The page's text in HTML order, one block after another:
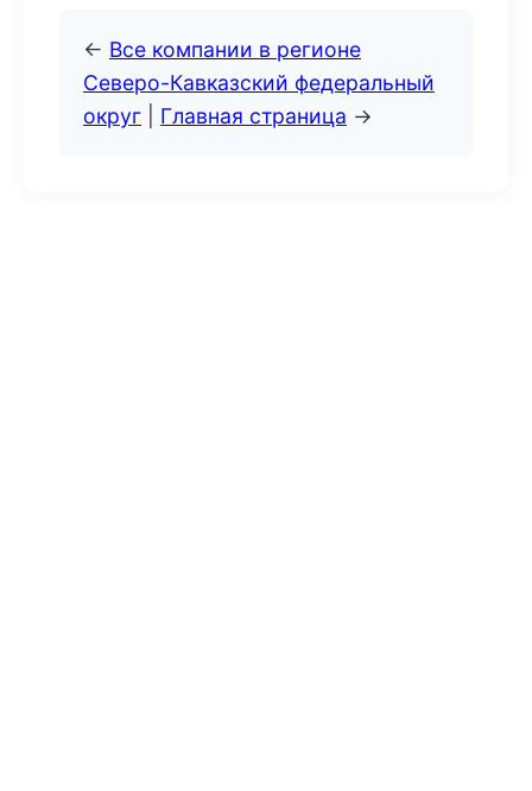
← Все компании в регионе
Северо-Кавказский федеральный
округ
Главная страница →